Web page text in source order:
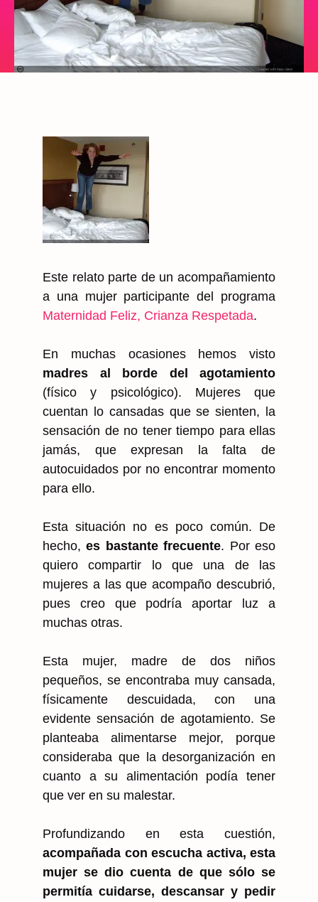
Este relato parte de un acompañamiento
a una mujer participante del programa
Maternidad Feliz, Crianza Respetada.
En muchas ocasiones hemos visto
madres al borde del agotamiento
(físico y psicológico). Mujeres que
cuentan lo cansadas que se sienten, la
sensación de no tener tiempo para ellas
jamás, que expresan la falta de
autocuidados por no encontrar momento
para ello.
Esta situación no es poco común. De
hecho,es bastante frecuente. Por eso
quiero compartir lo que una de las
mujeres a las que acompaño descubrió,
pues creo que podría aportar luz a
muchas otras.
Esta mujer, madre de dos niños
pequeños, se encontraba muy cansada,
físicamente descuidada, con una
evidente sensación de agotamiento. Se
planteaba alimentarse mejor, porque
consideraba que la desorganización en
cuanto a su alimentación podía tener
que ver en su malestar.
Profundizando en esta cuestión,
acompañada con escucha activa, esta
mujer se dio cuenta de que sólo se
permitía cuidarse, descansar y pedir